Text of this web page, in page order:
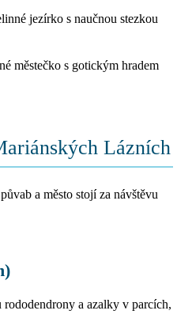
jezírko s naučnou stezkou
městečko s gotickým hradem
Lázních
a město stojí za návštěvu
a azalky v parcích,